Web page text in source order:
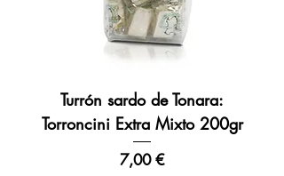
Turrón sardo de Tonara:
Torroncini Extra Mixto 200gr
Precio
7,00 €